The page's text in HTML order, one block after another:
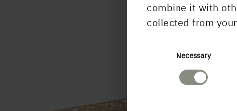
combine it with
collected from
Necessary